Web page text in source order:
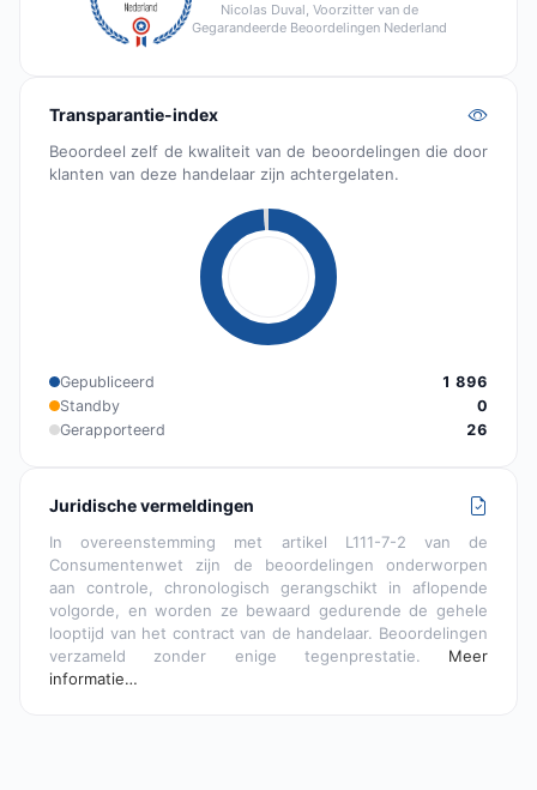
Nicolas Duval, Voorzitter van de
Gegarandeerde Beoordelingen Nederland
Transparantie-index
Beoordeel zelf de kwaliteit van de beoordelingen die door
klanten van deze handelaar zijn achtergelaten.
Gepubliceerd
1 896
Standby
0
Gerapporteerd
26
Juridische vermeldingen
In overeenstemming met artikel L111-7-2 van de
Consumentenwet zijn de beoordelingen onderworpen
aan controle, chronologisch gerangschikt in aflopende
volgorde, en worden ze bewaard gedurende de gehele
looptijd van het contract van de handelaar. Beoordelingen
verzameld zonder enige tegenprestatie. Meer
informatie…